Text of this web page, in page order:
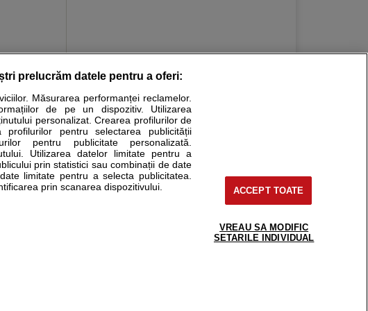
si educational. Ele nu pot substitui consultul medical direct si
sa consultati fie medicul Dvs., fie unul dintre medicii pe care
Pentru pacient
support@sfatulmedicului.ro
0374 109 268
prelucrăm datele pentru a oferi:
Măsurarea performanței reclamelor.
de pe un dispozitiv. Utilizarea
personalizat. Crearea profilurilor de
profilurilor pentru selectarea publicității
pentru publicitate personalizată.
Utilizarea datelor limitate pentru a
prin statistici sau combinații de date
limitate pentru a selecta publicitatea.
prin scanarea dispozitivului.
ACCEPT TOATE
VREAU SA MODIFIC
SETARILE INDIVIDUAL